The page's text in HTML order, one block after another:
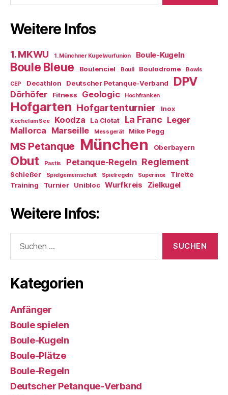
Weitere Infos
1. MKWU 1. Münchner Kugelwurfunion Boule-Kugeln
Boule Bleue Boulenciel Bouli Boulodrome Bowls
CEP Decathlon Deutscher Petanque-Verband DPV
Dörhöfer Fitness Geologic Hochfranken
Hofgarten Hofgartenturnier Inox
Kochel am See Koodza La Ciotat La Franc Leger
Mallorca Marseille Messgerät Mike Pegg
MS Petanque München Oberbayern
Obut Pastis Petanque-Regeln Reglement
Schießer Spielgemeinschaft Spielregeln Superinox
Tirette
Training
Turnier Unibloc Wurfkreis Zielkugel
Weitere Infos:
nach:
Kategorien
Anfänger
Boule spielen
Boule-Kugeln
Boule-Plätze
Boule-Regeln
Deutscher Petanque-Verband